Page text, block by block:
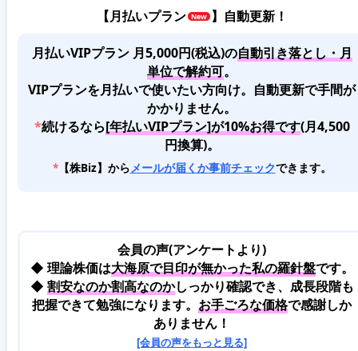
【月払いプラン 】自動更新！
月払いVIPプラン 月5,000円(税込)の自動引き落とし・月
単位で解約可。
VIPプランを月払いで使いたい方向け。自動更新で手間が
かかりません。
*続けるなら[年払いVIPプラン]が10%お得です(月4,500
円換算)。
*【株Biz】からメールが届くか事前チェックできます。
会員の声(アンケートより)
◆ 理論株価は大海原で目印が無かった私の羅針盤です。
◆ 割安なのか割高なのかしっかり確認でき、成長段階も
把握できて勉強になります。 お手ごろな価格で感謝しか
ありません！
[会員の声をもっと見る]